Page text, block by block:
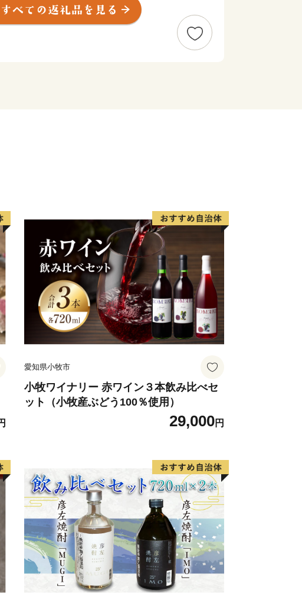
あり、日本最古のみかんの木である「尾崎小ミ
、みかん栽培を中心に農業が発展してきまし
愛知県小牧市
小牧ワイナリー 赤ワイン３本飲み比べセ
ット（小牧産ぶどう100％使用）
29,000円